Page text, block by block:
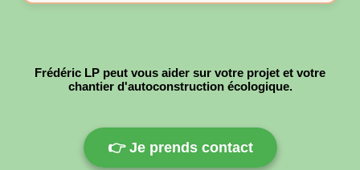
Frédéric LP peut vous aider sur votre projet et votre
chantier d'autoconstruction écologique.
👉 Je prends contact